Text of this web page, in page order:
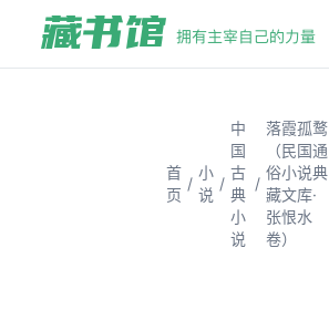
首
页
/
小
说
/
中
国
古
典
小
说
/
落霞孤鹜
（民国通
俗小说典
藏文库·
张恨水
卷）